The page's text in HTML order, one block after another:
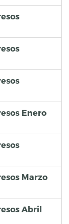
Enero
Marzo
Abril